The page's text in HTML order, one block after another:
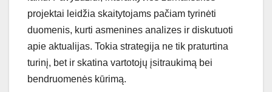
projektai leidžia skaitytojams pačiam tyrinėti
duomenis, kurti asmenines analizes ir diskutuoti
apie aktualijas. Tokia strategija ne tik praturtina
turinį, bet ir skatina vartotojų įsitraukimą bei
bendruomenės kūrimą.